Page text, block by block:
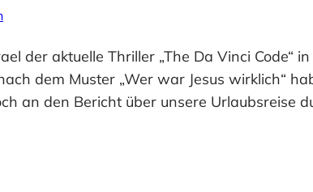
der aktuelle Thriller „The Da Vinci
dem Muster „Wer war Jesus wirklich“
an den Bericht über unsere Urlaubsreise